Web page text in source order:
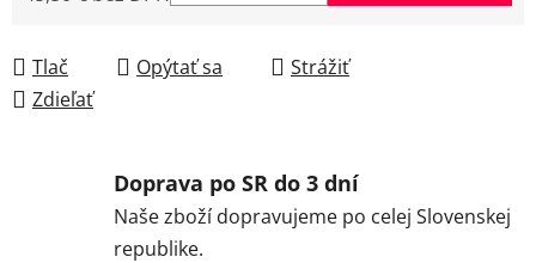
Tlač Opýtať sa
Strážiť
Zdieľať
Doprava po SR do 3 dní
Naše zboží dopravujeme po celej Slovenskej
republike.